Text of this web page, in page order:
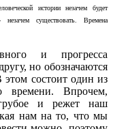
истории незачем будет
существовать. Времена
и прогресса
но обозначаются
состоит один из
времени. Впрочем,
и режет наш
нам на то, что мы